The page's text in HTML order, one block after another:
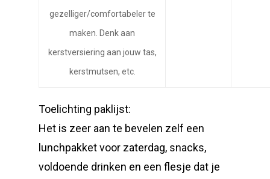
gezelliger/comfortabeler te
maken. Denk aan
kerstversiering aan jouw tas,
kerstmutsen, etc.
Toelichting paklijst:
Het is zeer aan te bevelen zelf een
lunchpakket voor zaterdag, snacks,
voldoende drinken en een flesje dat je